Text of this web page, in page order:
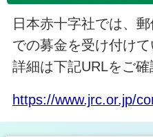
日本赤十字社では、
での募金を受け付けて
詳細は下記URLをご確
https://www.jrc.or.jp/